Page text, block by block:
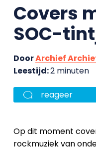
Covers
SOC-
DoorArchief
Leestijd:2 minuten
reageer
Op dit moment
rockmuziek van